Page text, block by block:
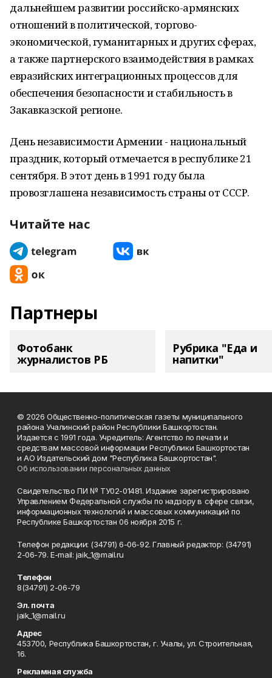
дальнейшем развитии российско-армянских
отношений в политической, торгово-
экономической, гуманитарных и других сферах,
а также партнерского взаимодействия в рамках
евразийских интеграционных процессов для
обеспечения безопасности и стабильность в
Закавказской регионе.
День независимости Армении - национальный
праздник, который отмечается в республике 21
сентября. В этот день в 1991 году была
провозглашена независимость страны от СССР.
Читайте нас
Партнеры
Фотобанк
журналистов РБ
Рубрика "Еда и
напитки"
© 2026 Общественно-политическая газеты муниципального
района Учалинский район Республики Башкортостан.
Издается с 1991 года. Учредитель: Агентство по печати и
средствам массовой информации Республики Башкортостан
и АО Издательский дом "Республика Башкортостан".
Об использовании персональных данных
Свидетельство ПИ № ТУ02-01481. Издание зарегистрировано
Управлением Федеральной службы по надзору в сфере связи,
информационных технологий и массовых коммуникаций по
Республике Башкортостан 06 ноября 2015 г.
Телефон редакции: (34791) 6-06-92. Главный редактор: (34791)
2-06-79. Е-mаil: jaik_1@mail.ru
Телефон
8(34791) 2-06-79
Эл. почта
jaik_1@mail.ru
Адрес
453700, Республика Башкортостан, г. Учалы, ул. Строительная,
16.
Рекламная служба